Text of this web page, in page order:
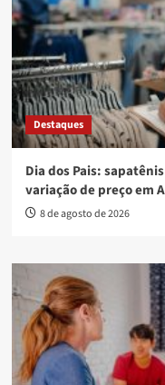
Destaques
Dia dos Pais:
variação de preço em
8 de agosto de 2026